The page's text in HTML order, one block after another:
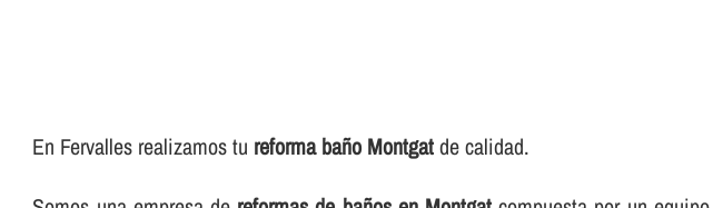
En Fervalles realizamos tu reforma baño Montgatde calidad.